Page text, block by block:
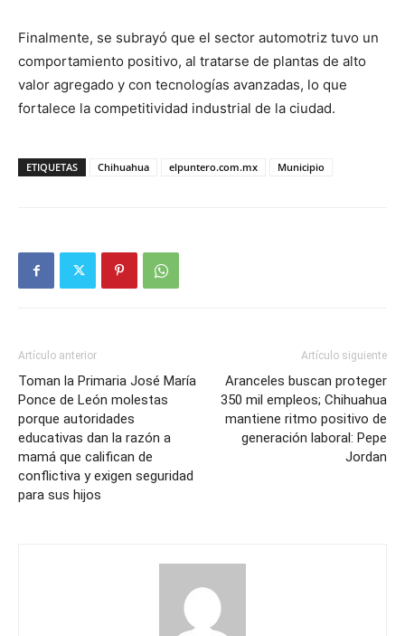
Finalmente, se subrayó que el sector automotriz tuvo un
comportamiento positivo, al tratarse de plantas de alto
valor agregado y con tecnologías avanzadas, lo que
fortalece la competitividad industrial de la ciudad.
ETIQUETAS Chihuahua elpuntero.com.mx Municipio
Artículo anterior
Toman la Primaria José María
Ponce de León molestas
porque autoridades
educativas dan la razón a
mamá que califican de
conflictiva y exigen seguridad
para sus hijos
Artículo siguiente
Aranceles buscan proteger
350 mil empleos; Chihuahua
mantiene ritmo positivo de
generación laboral: Pepe
Jordan